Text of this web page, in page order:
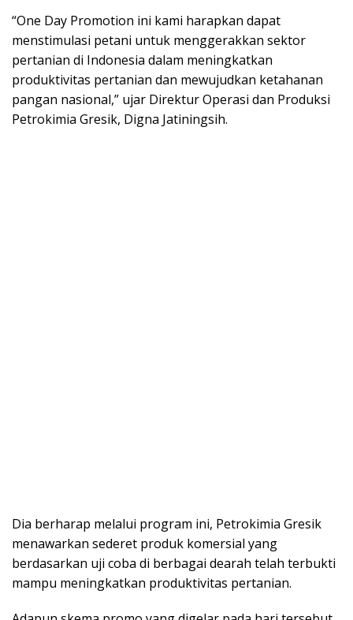
“One Day Promotion ini kami harapkan dapat
menstimulasi petani untuk menggerakkan sektor
pertanian di Indonesia dalam meningkatkan
produktivitas pertanian dan mewujudkan ketahanan
pangan nasional,” ujar Direktur Operasi dan Produksi
Petrokimia Gresik, Digna Jatiningsih.
Dia berharap melalui program ini, Petrokimia Gresik
menawarkan sederet produk komersial yang
berdasarkan uji coba di berbagai dearah telah terbukti
mampu meningkatkan produktivitas pertanian.